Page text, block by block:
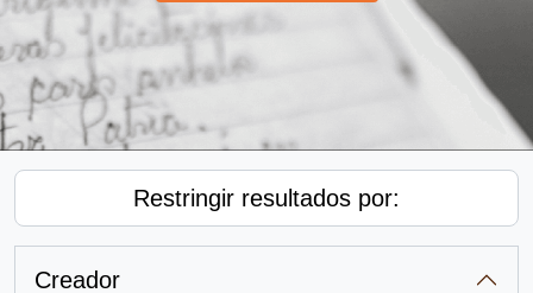
Restringir resultados por:
Creador